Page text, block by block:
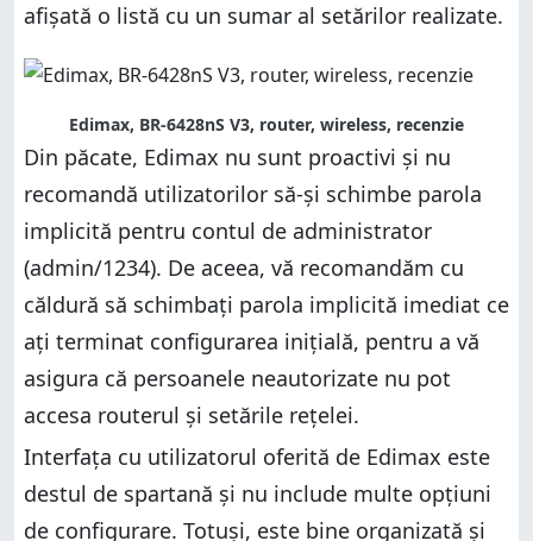
afișată o listă cu un sumar al setărilor realizate.
Edimax, BR-6428nS V3, router, wireless, recenzie
Din păcate, Edimax nu sunt proactivi și nu
recomandă utilizatorilor să-și schimbe parola
implicită pentru contul de administrator
(admin/1234). De aceea, vă recomandăm cu
căldură să schimbați parola implicită imediat ce
ați terminat configurarea inițială, pentru a vă
asigura că persoanele neautorizate nu pot
accesa routerul și setările rețelei.
Interfața cu utilizatorul oferită de Edimax este
destul de spartană și nu include multe opțiuni
de configurare. Totuși, este bine organizată și